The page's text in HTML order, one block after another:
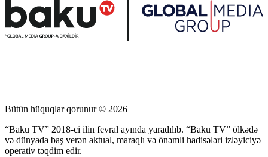
Bütün hüquqlar qorunur © 2026
“Baku TV” 2018-ci ilin fevral ayında yaradılıb. “Baku TV” ölkədə
və dünyada baş verən aktual, maraqlı və önəmli hadisələri izləyiciyə
operativ təqdim edir.